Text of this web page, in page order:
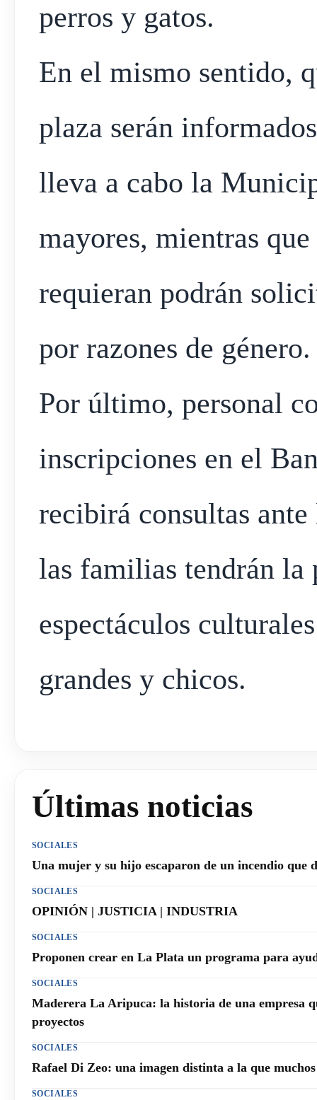
perros y gatos.
En el mismo sentido,
plaza serán
lleva a cabo la
mayores, mientras
requieran podrán
por razones de género.
Por último, personal
inscripciones en el
recibirá consultas
las familias tendrán
espectáculos
grandes y chicos.
Últimas noticias
SOCIALES
Una mujer y su hijo escaparon de un incendio que
SOCIALES
OPINIÓN | JUSTICIA | INDUSTRIA
SOCIALES
Proponen crear en La Plata un programa para
SOCIALES
Maderera La Aripuca: la historia de una empresa
proyectos
SOCIALES
Rafael Di Zeo: una imagen distinta a la que
SOCIALES